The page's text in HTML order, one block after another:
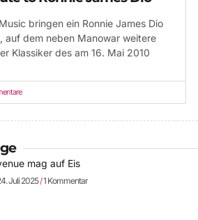
bringen ein Ronnie James Dio
auf dem neben Manowar weitere
Klassiker des am 16. Mai 2010
mag auf Eis
Juli 2025 1 Kommentar